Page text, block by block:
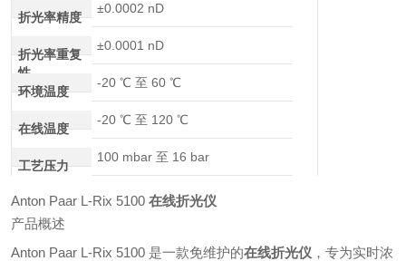
折光率精度
±0.0002 nD
折光率重复
性
±0.0001 nD
环境温度
-20 ℃ 至 60 ℃
在线温度
-20 ℃ 至 120 ℃
工艺压力
100 mbar 至 16 bar
Anton Paar L-Rix 5100 在线折光仪
产品概述
Anton Paar L-Rix 5100 是一款免维护的在线折光仪 ，专为实时浓